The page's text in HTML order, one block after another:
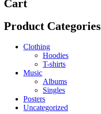
Cart
Product Categories
Clothing
Hoodies
T-shirts
Music
Albums
Singles
Posters
Uncategorized